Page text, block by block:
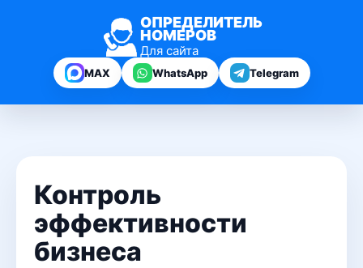
ОПРЕДЕЛИТЕЛЬ
НОМЕРОВ
Для сайта
MAX WhatsApp Telegram
Контроль
эффективности
бизнеса